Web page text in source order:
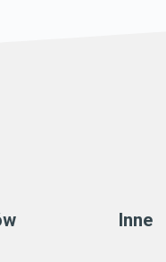
Inne